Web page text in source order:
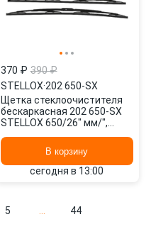
370 ₽ 390 ₽
STELLOX·202 650-SX
Щетка стеклоочистителя
бескаркасная 202 650-SX
STELLOX 650/26" мм/",
В корзину
сегодня в 13:00
5 44